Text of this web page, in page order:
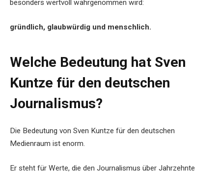
besonders wertvoll wahrgenommen wird:
gründlich, glaubwürdig und menschlich.
Welche Bedeutung hat Sven
Kuntze für den deutschen
Journalismus?
Die Bedeutung von Sven Kuntze für den deutschen
Medienraum ist enorm.
Er steht für Werte, die den Journalismus über Jahrzehnte